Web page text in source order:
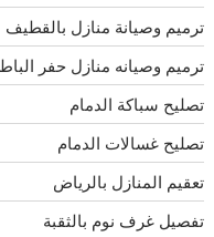
ترميم وصيانة منازل بالقطيف
ترميم وصيانه منازل حفر
تصليح سباكة الدمام
تصليح غسالات الدمام
تعقيم المنازل بالرياض
تفصيل غرف نوم بالثقبة